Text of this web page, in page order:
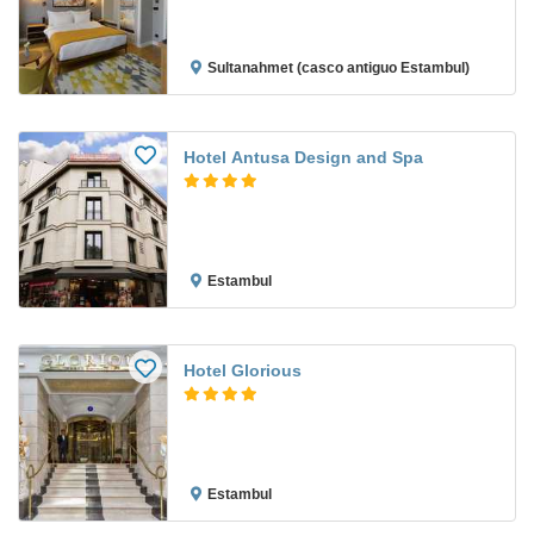
Sultanahmet (casco antiguo Estambul)
Hotel Antusa Design and Spa
Estambul
Hotel Glorious
Estambul